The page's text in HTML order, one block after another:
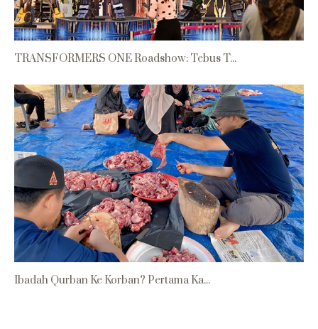
TRANSFORMERS ONE Roadshow: Tebus T...
Ibadah Qurban Ke Korban? Pertama Ka...